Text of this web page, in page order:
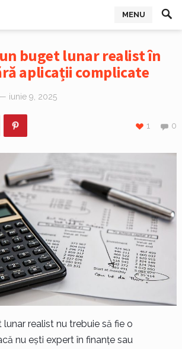
MENU
buget lunar realist în
aplicații complicate
— iunie 9, 2025
0
1
realist nu trebuie să fie o
nu ești expert în finanțe sau